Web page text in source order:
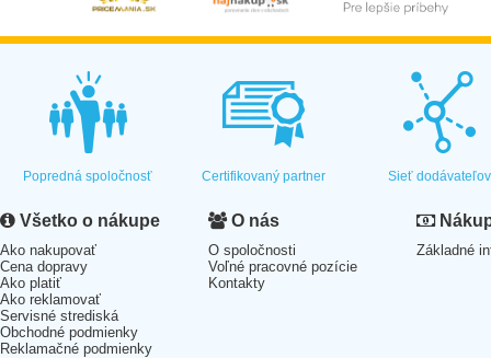
Popredná spoločnosť Certifikovaný partner Sieť dodávateľov
Všetko o nákupe
Ako nakupovať
Cena dopravy
Ako platiť
Ako reklamovať
Servisné strediská
Obchodné podmienky
Reklamačné podmienky
O nás
O spoločnosti
Voľné pracovné pozície
Kontakty
Základné